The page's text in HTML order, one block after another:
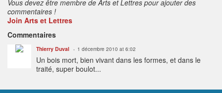
Vous devez être membre de Arts et Lettres pour ajouter des
commentaires !
Join Arts et Lettres
Commentaires
Thierry Duval 1 décembre 2010 at 6:02
Un bois mort, bien vivant dans les formes, et dans le
traité, super boulot...